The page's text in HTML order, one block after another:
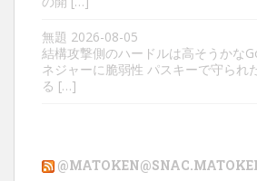
無題 2026-08-05
結構攻撃側のハードルは高そうかな
ネジャーに脆弱性 パスキーで守られ
る […]